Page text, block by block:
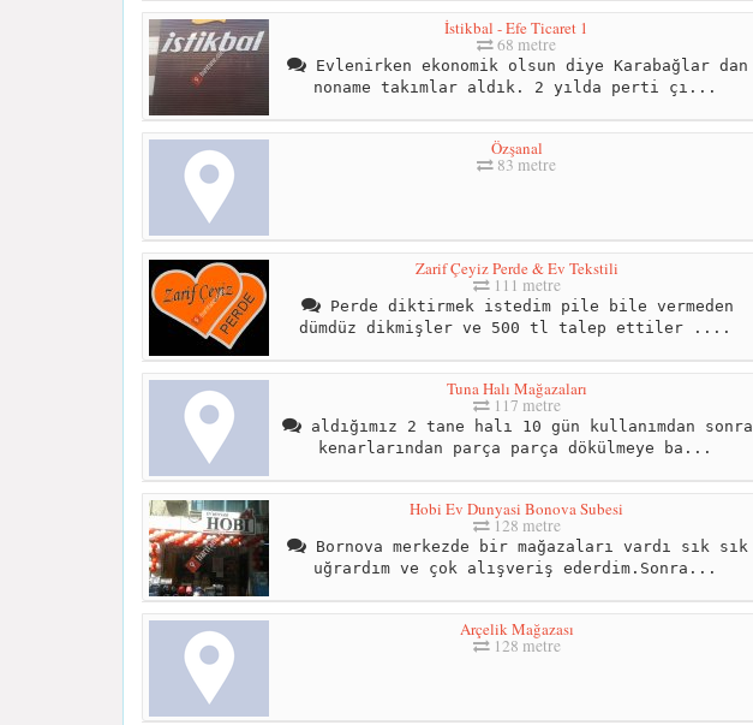
İstikbal - Efe Ticaret 1
68 metre
Evlenirken ekonomik olsun diye Karabağlar dan
noname takımlar aldık. 2 yılda perti çı...
Özşanal
83 metre
Zarif Çeyiz Perde & Ev Tekstili
111 metre
Perde diktirmek istedim pile bile vermeden
dümdüz dikmişler ve 500 tl talep ettiler ....
Tuna Halı Mağazaları
117 metre
aldığımız 2 tane halı 10 gün kullanımdan sonra
kenarlarından parça parça dökülmeye ba...
Hobi Ev Dunyasi Bonova Subesi
128 metre
Bornova merkezde bir mağazaları vardı sık sık
uğrardım ve çok alışveriş ederdim.Sonra...
Arçelik Mağazası
128 metre